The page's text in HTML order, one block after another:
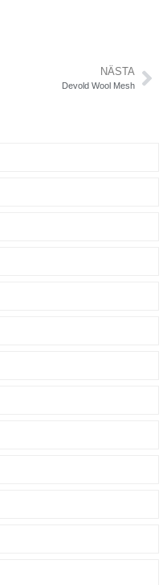
NÄSTA
Devold Wool Mesh